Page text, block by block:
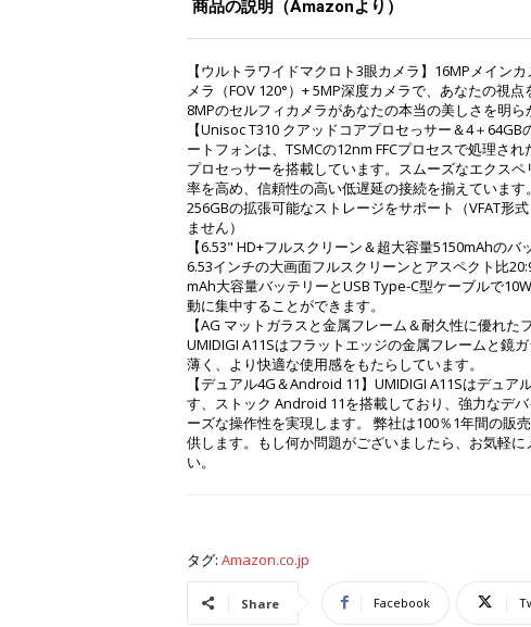
商品の説明（Amazonより）
【ウルトラワイドマクロト3眼カメラ】16MPメイン
メラ（FOV 120°）+ 5MP深度カメラで、あなたの視点
8MPのセルフィカメラがあなたの本当の美しさを明ら
【Unisoc T310 クアッドコアプロセっサー＆4＋64GB
ートフォンは、TSMCの12nm FFCプロセスで処理さ
プロセっサーを搭載しています。スムーズなエクス
率を高め、信頼性の高い低遅延の接続を揃えています
256GBの拡張可能なストレージをサポート（VFAT形
ません）
【6.53" HD+フルスクリーン＆超大容量5150mAhのバ
6.53インチの大画面フルスクリーンとアスペクト比
mAh大容量バッテリーとUSB Type-C型ケーブルで
動に集中することができます。
【AG マットガラスと金属フレーム＆耐久性に優れた
UMIDIGI A11Sはフラットエッジの金属フレームと鏡
薄く、より快適な使用感をもたらしています。
【デュアル4G＆Android 11】UMIDIGI A11Sはデュア
す、ストック Android 11を搭載しており、強力なデ
ーズな操作性を実現します。 弊社は100％1年間の販
供します。もし何か問題がございましたら、お気軽
い。
タグ: Amazon.co.jp
Share Facebook